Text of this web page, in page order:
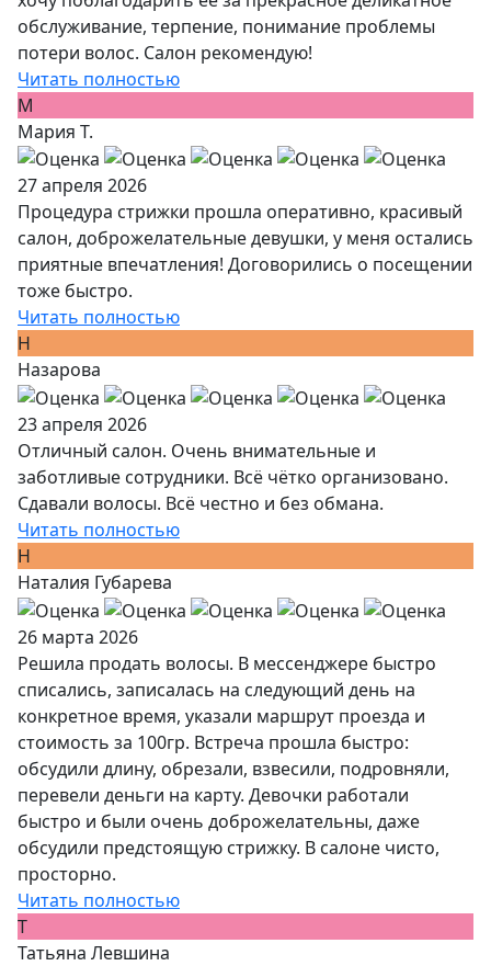
обслуживание, терпение, понимание проблемы
потери волос. Салон рекомендую!
Читать полностью
М
Мария Т.
27 апреля 2026
Процедура стрижки прошла оперативно, красивый
салон, доброжелательные девушки, у меня остались
приятные впечатления! Договорились о посещении
тоже быстро.
Читать полностью
Н
Назарова
23 апреля 2026
Отличный салон. Очень внимательные и
заботливые сотрудники. Всё чётко организовано.
Сдавали волосы. Всё честно и без обмана.
Читать полностью
Н
Наталия Губарева
26 марта 2026
Решила продать волосы. В мессенджере быстро
списались, записалась на следующий день на
конкретное время, указали маршрут проезда и
стоимость за 100гр. Встреча прошла быстро:
обсудили длину, обрезали, взвесили, подровняли,
перевели деньги на карту. Девочки работали
быстро и были очень доброжелательны, даже
обсудили предстоящую стрижку. В салоне чисто,
просторно.
Читать полностью
Т
Татьяна Левшина